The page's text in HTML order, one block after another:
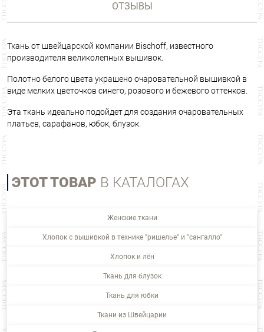
ОТЗЫВЫ
Ткань от швейцарской компании Bischoff, известного
производителя великолепных вышивок.
Полотно белого цвета украшено очаровательной вышивкой в
виде мелких цветочков синего, розового и бежевого оттенков.
Эта ткань идеально подойдет для создания очаровательных
платьев, сарафанов, юбок, блузок.
ЭТОТ ТОВАР В КАТАЛОГАХ
Женские ткани
Хлопок с вышивкой в технике "ришелье" и "сангалло"
Хлопок и лён
Ткань для блузок
Ткань для юбки
Ткани из Швейцарии